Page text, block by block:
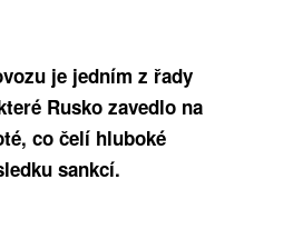
je jedním z řady
Rusko zavedlo na
co čelí hluboké
sankcí.